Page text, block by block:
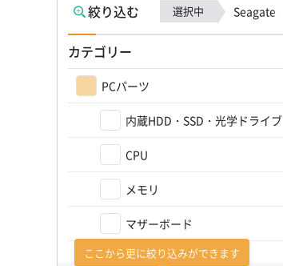
絞り込む 選択中 Seagate
カテゴリー
PCパーツ
内蔵HDD・SSD・光学ドライブ
CPU
メモリ
マザーボード
グラフィックボード
ここから更に絞り込みができます